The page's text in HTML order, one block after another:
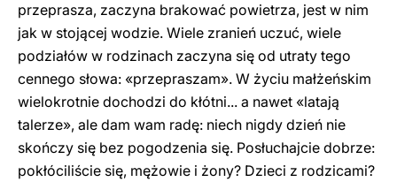
przeprasza, zaczyna brakować powietrza, jest w nim
jak w stojącej wodzie. Wiele zranień uczuć, wiele
podziałów w rodzinach zaczyna się od utraty tego
cennego słowa: «przepraszam». W życiu małżeńskim
wielokrotnie dochodzi do kłótni... a nawet «latają
talerze», ale dam wam radę: niech nigdy dzień nie
skończy się bez pogodzenia się. Posłuchajcie dobrze:
pokłóciliście się, mężowie i żony? Dzieci z rodzicami?